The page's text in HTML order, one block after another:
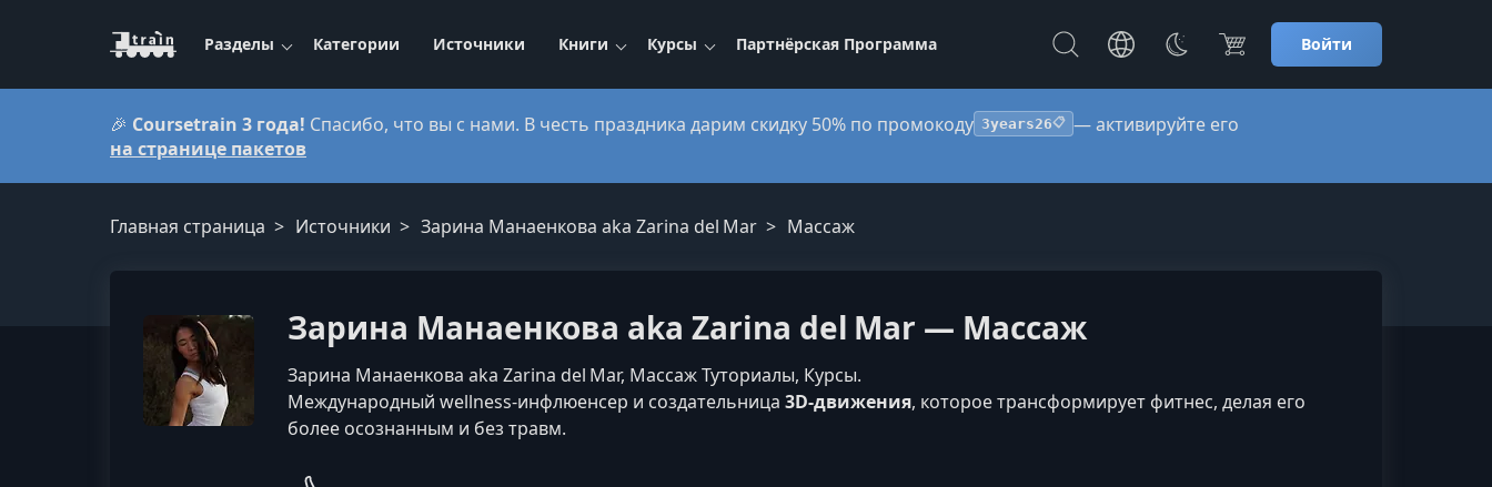
Разделы Категории Источники Книги Курсы Партнёрская Программа Войти
🎉 Coursetrain 3 года! Спасибо, что вы с нами. В честь праздника дарим скидку 50% по промокоду 3years26📋 — активируйте его
на странице пакетов
Главная страница Источники Зарина Манаенкова aka Zarina del Mar Массаж
Зарина Манаенкова aka Zarina del Mar — Массаж
Зарина Манаенкова aka Zarina del Mar, Массаж Туториалы, Курсы.
Международный wellness‑инфлюенсер и создательница 3D‑движения, которое трансформирует фитнес, делая его
более осознанным и без травм.